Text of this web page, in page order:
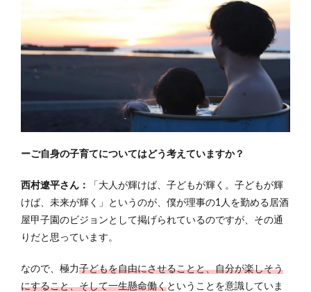
ーご自身の子育てについてはどう考えていますか？
西村遼平さん：
「大人が輝けば、子どもが輝く。子どもが輝
けば、未来が輝く」というのが、僕が理事の1人を勤める居酒
屋甲子園のビジョンとして掲げられているのですが、その通
りだと思っています。
なので、極力子どもを自由にさせることと、自分が楽しそう
にすること、そして一生懸命働くということを意識していま